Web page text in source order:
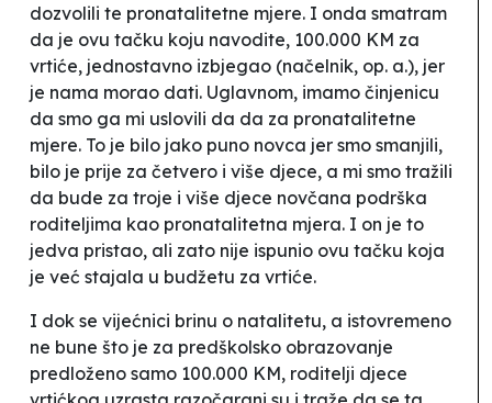
dozvolili te pronatalitetne mjere. I onda smatram
da je ovu tačku koju navodite, 100.000 KM za
vrtiće, jednostavno izbjegao (načelnik, op. a.), jer
je nama morao dati. Uglavnom, imamo činjenicu
da smo ga mi uslovili da da za pronatalitetne
mjere. To je bilo jako puno novca jer smo smanjili,
bilo je prije za četvero i više djece, a mi smo tražili
da bude za troje i više djece novčana podrška
roditeljima kao pronatalitetna mjera. I on je to
jedva pristao, ali zato nije ispunio ovu tačku koja
je već stajala u budžetu za vrtiće.
I dok se vijećnici brinu o natalitetu, a istovremeno
ne bune što je za predškolsko obrazovanje
predloženo samo 100.000 KM, roditelji djece